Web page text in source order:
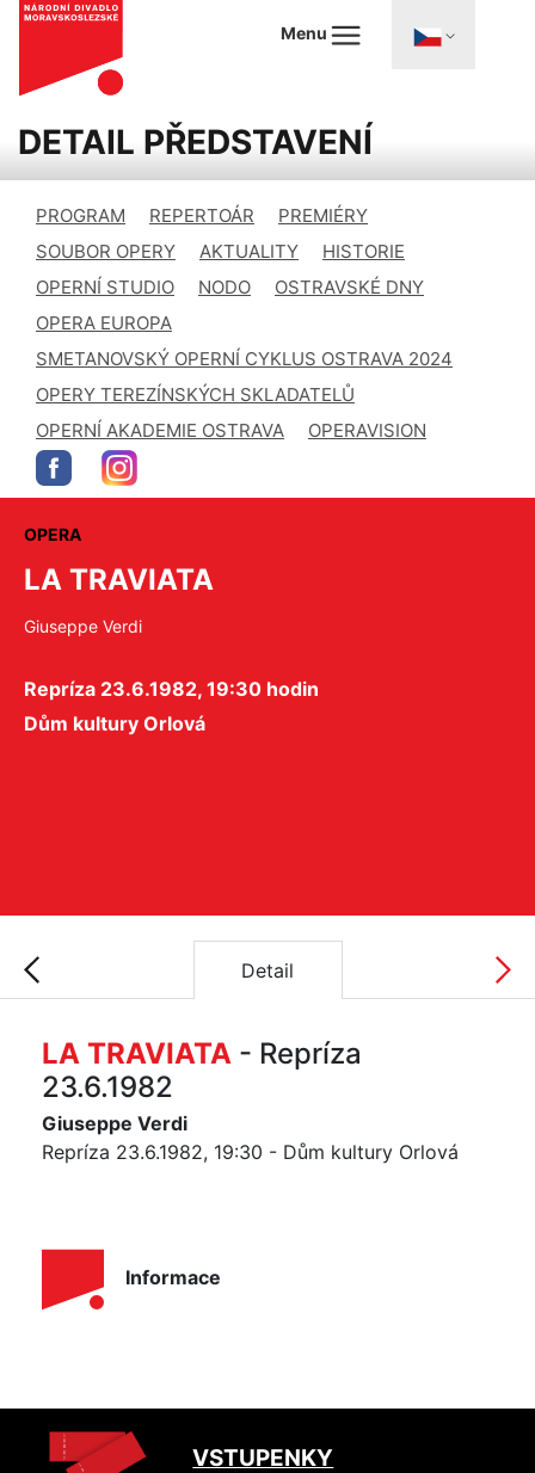
Menu
DETAIL PŘEDSTAVENÍ
PROGRAM REPERTOÁR
PREMIÉRY
SOUBOR OPERY
AKTUALITY
HISTORIE
OPERNÍ STUDIO
NODO
OSTRAVSKÉ DNY
OPERA EUROPA
SMETANOVSKÝ OPERNÍ CYKLUS OSTRAVA 2024
OPERY TEREZÍNSKÝCH SKLADATELŮ
OPERNÍ AKADEMIE OSTRAVA
OPERAVISION
OPERA
LA TRAVIATA
Giuseppe Verdi
Repríza 23.6.1982, 19:30 hodin
Dům kultury Orlová
Detail
LA TRAVIATA - Repríza
23.6.1982
Giuseppe Verdi
Repríza 23.6.1982, 19:30 - Dům kultury Orlová
Informace
VSTUPENKY